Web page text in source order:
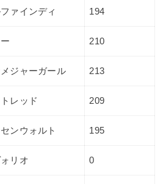
ァインディ 194
210
ジャーガール 213
レッド 209
センウォルト 195
リオ 0